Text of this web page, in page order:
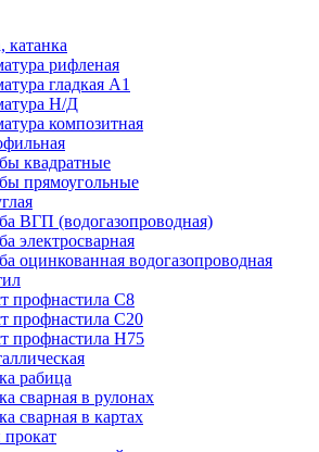
катанка
рифленая
гладкая A1
Н/Д
композитная
квадратные
прямоугольные
ВГП (водогазопроводная)
электросварная
оцинкованная водогазопроводная
профнастила С8
профнастила С20
профнастила Н75
рабица
сварная в рулонах
сварная в картах